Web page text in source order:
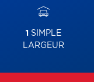
1 SIMPLE
LARGEUR